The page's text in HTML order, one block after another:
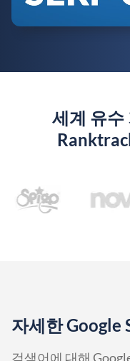
세계 유수
자세한 Google
검색어에 대해